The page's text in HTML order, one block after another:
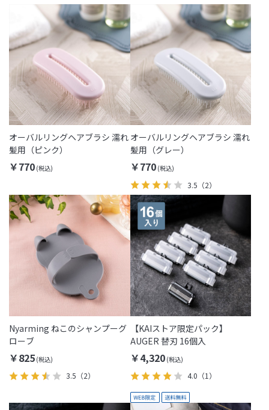
オーバルリングヘアブラシ 濡れ
髪用（ピンク）
￥770
オーバルリングヘアブラシ 濡れ
髪用（グレー）
￥770
3.5 （2）
Nyarming ねこのシャンプーグ
ローブ
￥825
3.5 （2）
【KAIストア限定パック】
AUGER 替刃 16個入
￥4,320
4.0 （1）